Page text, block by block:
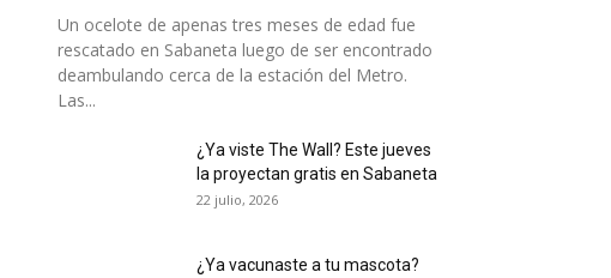
Un ocelote de apenas tres meses de edad fue
rescatado en Sabaneta luego de ser encontrado
deambulando cerca de la estación del Metro.
Las...
¿Ya viste The Wall? Este jueves
la proyectan gratis en Sabaneta
22 julio, 2026
¿Ya vacunaste a tu mascota?